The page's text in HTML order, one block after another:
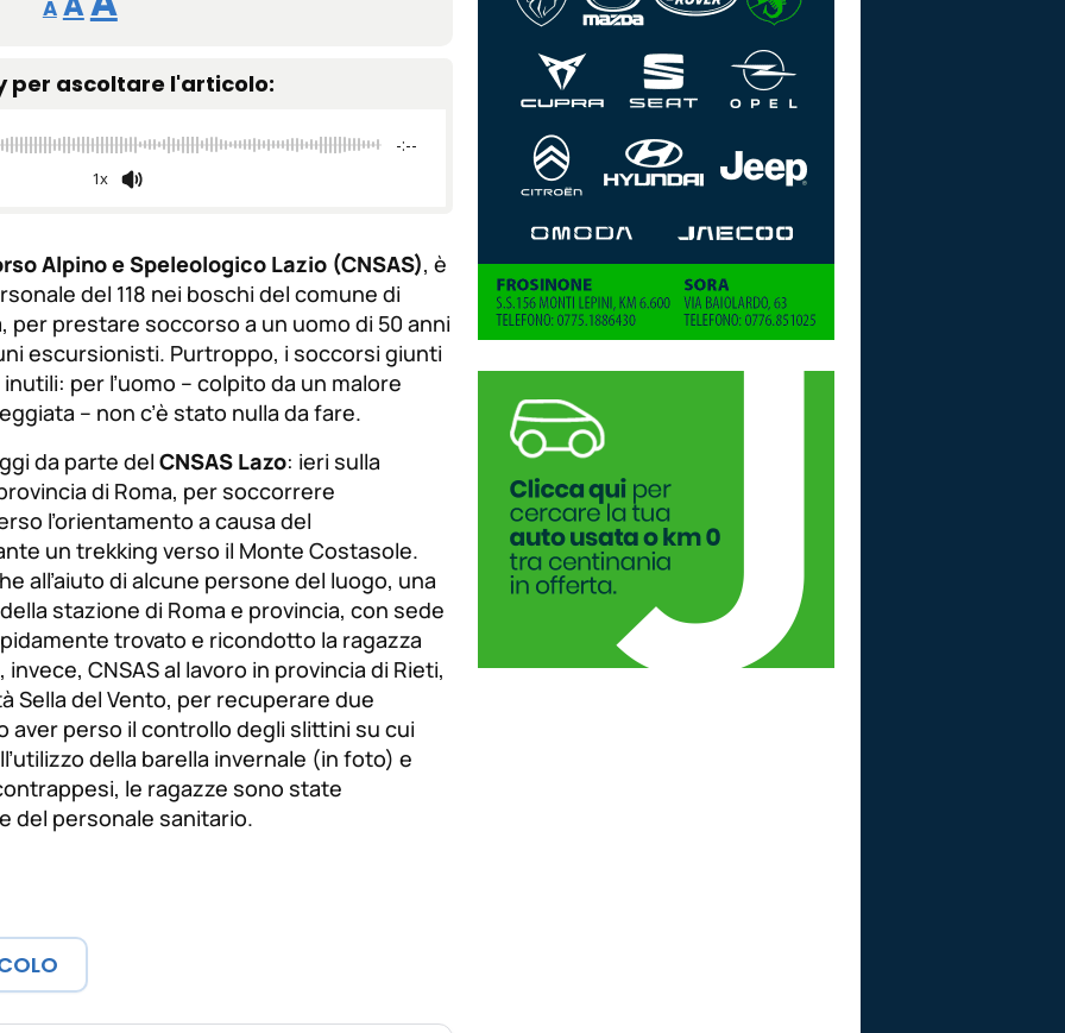
Atamaño
fuente.
de
fuente
tamaño
de
fuente.
per ascoltare l'articolo:
-:--
1x
Alpino e Speleologico Lazio (CNSAS), è
del 118 nei boschi del comune di
per prestare soccorso a un uomo di 50 anni
escursionisti. Purtroppo, i soccorsi giunti
per l’uomo – colpito da un malore
– non c’è stato nulla da fare.
da parte del CNSAS Lazo: ieri sulla
di Roma, per soccorrere
l’orientamento a causa del
un trekking verso il Monte Costasole.
all’aiuto di alcune persone del luogo, una
stazione di Roma e provincia, con sede
trovato e ricondotto la ragazza
CNSAS al lavoro in provincia di Rieti,
Sella del Vento, per recuperare due
aver perso il controllo degli slittini su cui
della barella invernale (in foto) e
le ragazze sono state
del personale sanitario.